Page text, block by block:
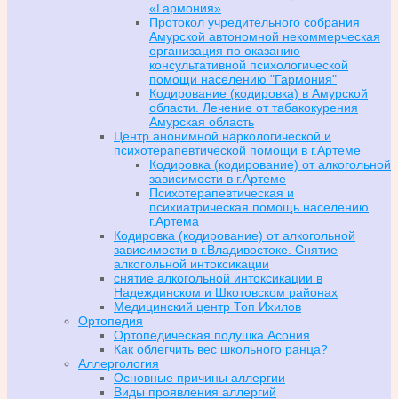
«Гармония»
Протокол учредительного собрания
Амурской автономной некоммерческая
организация по оказанию
консультативной психологической
помощи населению "Гармония"
Кодирование (кодировка) в Амурской
области. Лечение от табакокурения
Амурская область
Центр анонимной наркологической и
психотерапевтической помощи в г.Артеме
Кодировка (кодирование) от алкогольной
зависимости в г.Артеме
Психотерапевтическая и
психиатрическая помощь населению
г.Артема
Кодировка (кодирование) от алкогольной
зависимости в г.Владивостоке. Снятие
алкогольной интоксикации
снятие алкогольной интоксикации в
Надеждинском и Шкотовском районах
Медицинский центр Топ Ихилов
Ортопедия
Ортопедическая подушка Асония
Как облегчить вес школьного ранца?
Аллергология
Основные причины аллергии
Виды проявления аллергий